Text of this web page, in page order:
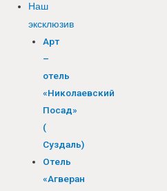
Наш
эксклюзив
Арт
–
отель
«Николаевский
Посад»
(
Суздаль)
Отель
«Агверан